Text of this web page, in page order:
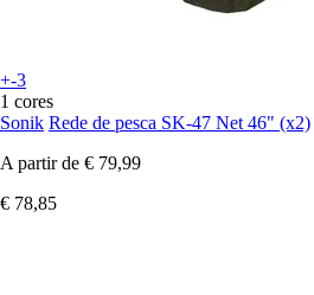
+-3
1 cores
Sonik Rede de pesca SK-47 Net 46" (x2)
A partir de € 79,99
€ 78,85